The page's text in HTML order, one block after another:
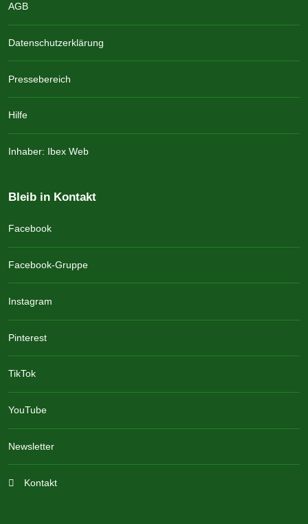
AGB
Datenschutzerklärung
Pressebereich
Hilfe
Inhaber: Ibex Web
Bleib in Kontakt
Facebook
Facebook-Gruppe
Instagram
Pinterest
TikTok
YouTube
Newsletter
Kontakt